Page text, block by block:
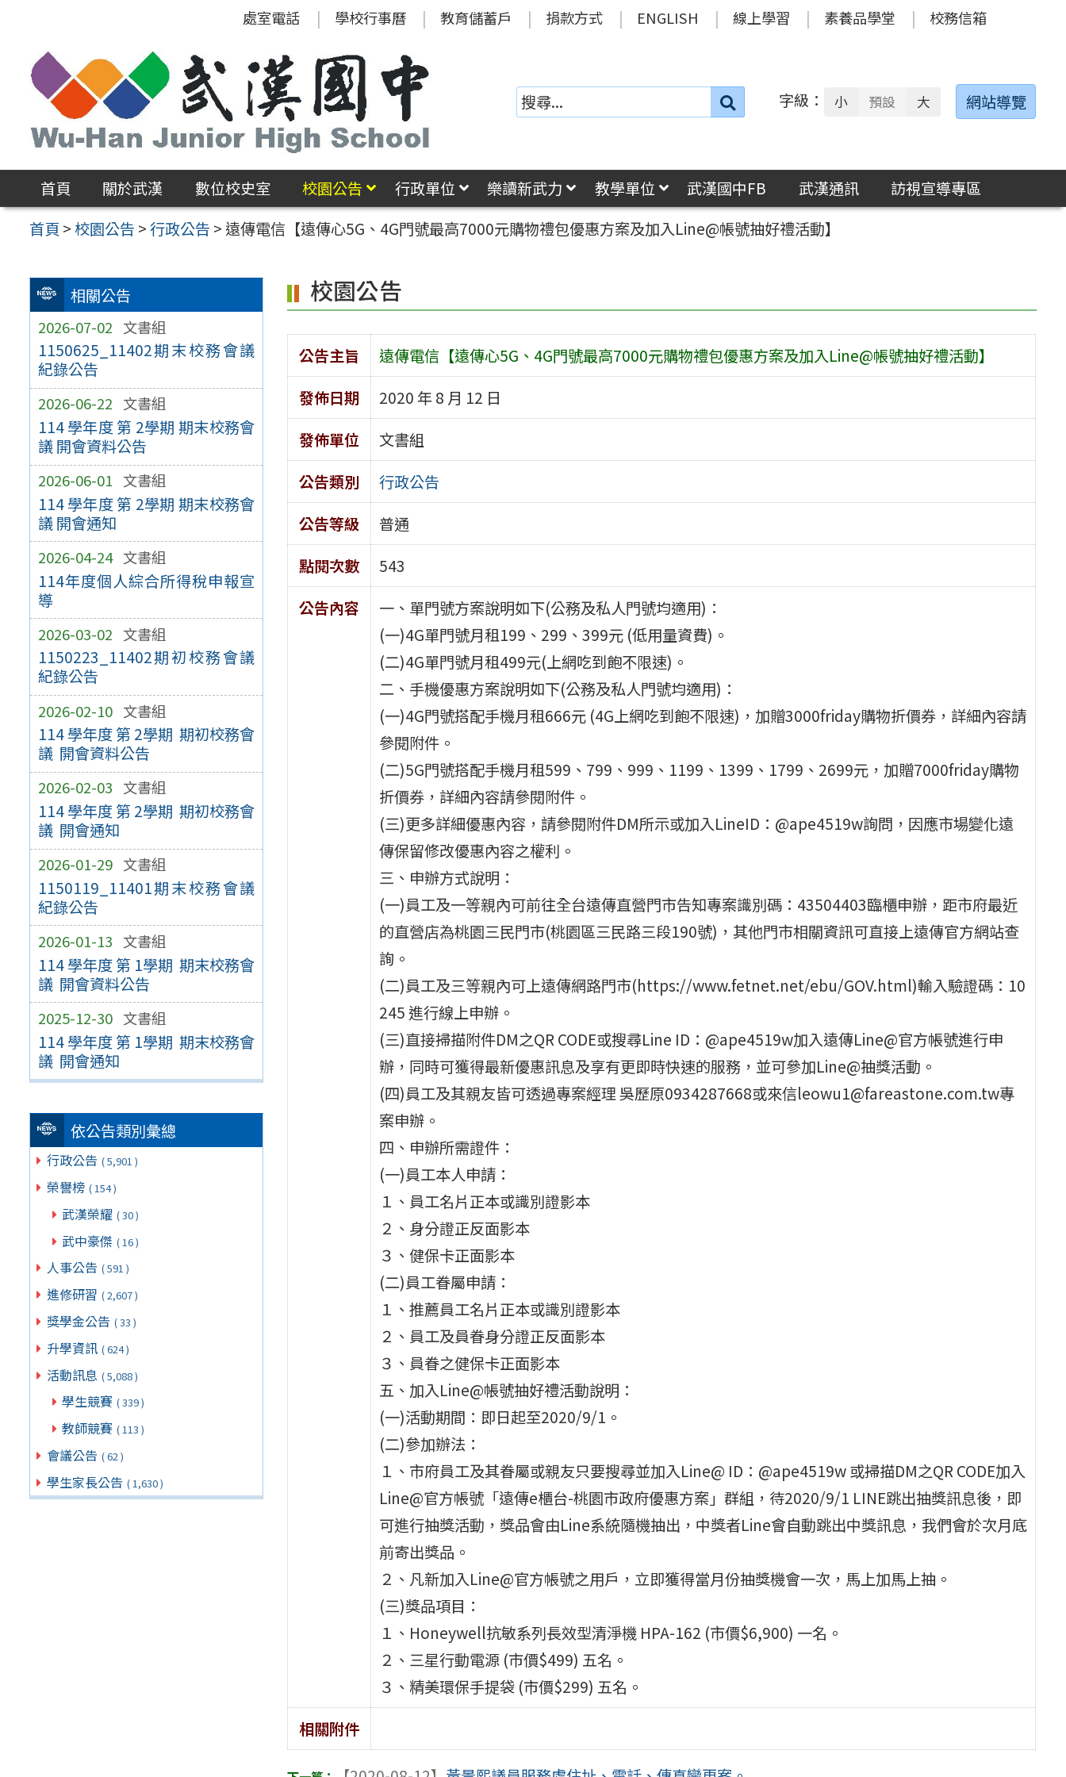
區
處室電話 學校行事曆 教育儲蓄戶 捐款方式 ENGLISH 線上學習 素養品學堂 校務信箱
搜
字級： 小 預設 大 網站導覽
首頁 關於武漢 數位校史室 校園公告 行政單位 樂讀新武力 教學單位 武漢國中FB 武漢通訊
訪視宣導專區
首頁 >校園公告 >行政公告 > 遠傳電信【遠傳心5G、4G門號最高7000元購物禮包優惠方案及加入Line@帳號抽好禮活動】
相關公告
2026-07-02 文書組
1150625_11402期末校務會議
紀錄公告
2026-06-22 文書組
114 學年度 第 2學期 期末校務會
議 開會資料公告
2026-06-01 文書組
114 學年度 第 2學期 期末校務會
議 開會通知
2026-04-24 文書組
114年度個人綜合所得稅申報宣
導
2026-03-02 文書組
1150223_11402期初校務會議
紀錄公告
2026-02-10 文書組
114 學年度 第 2學期 期初校務會
議 開會資料公告
2026-02-03 文書組
114 學年度 第 2學期 期初校務會
議 開會通知
2026-01-29 文書組
1150119_11401期末校務會議
紀錄公告
2026-01-13 文書組
114 學年度 第 1學期 期末校務會
議 開會資料公告
2025-12-30 文書組
114 學年度 第 1學期 期末校務會
議 開會通知
依公告類別彙總
行政公告 ( 5,901 )
榮譽榜 ( 154 )
武漢榮耀 ( 30 )
武中豪傑 ( 16 )
人事公告 ( 591 )
進修研習 ( 2,607 )
獎學金公告 ( 33 )
升學資訊 ( 624 )
活動訊息 ( 5,088 )
學生競賽 ( 339 )
教師競賽 ( 113 )
會議公告 ( 62 )
學生家長公告 ( 1,630 )
校園公告
公告主旨
遠傳電信【遠傳心5G、4G門號最高7000元購物禮包優惠方案及加入Line@帳號抽好禮活動】
發佈日期
2020 年 8 月 12 日
發佈單位
文書組
公告類別
行政公告
公告等級
普通
點閱次數
543
公告內容
一、單門號方案說明如下(公務及私人門號均適用)：
(一)4G單門號月租199、299、399元 (低用量資費)。
(二)4G單門號月租499元(上網吃到飽不限速)。
二、手機優惠方案說明如下(公務及私人門號均適用)：
(一)4G門號搭配手機月租666元 (4G上網吃到飽不限速)，加贈3000friday購物折價券，詳細內容請
參閱附件。
(二)5G門號搭配手機月租599、799、999、1199、1399、1799、2699元，加贈7000friday購物
折價券，詳細內容請參閱附件。
(三)更多詳細優惠內容，請參閱附件DM所示或加入LineID：@ape4519w詢問，因應市場變化遠
傳保留修改優惠內容之權利。
三、申辦方式說明：
(一)員工及一等親內可前往全台遠傳直營門市告知專案識別碼：43504403臨櫃申辦，距市府最近
的直營店為桃園三民門市(桃園區三民路三段190號)，其他門市相關資訊可直接上遠傳官方網站查
詢。
(二)員工及三等親內可上遠傳網路門市(https://www.fetnet.net/ebu/GOV.html)輸入驗證碼：10
245 進行線上申辦。
(三)直接掃描附件DM之QR CODE或搜尋Line ID：@ape4519w加入遠傳Line@官方帳號進行申
辦，同時可獲得最新優惠訊息及享有更即時快速的服務，並可參加Line@抽獎活動。
(四)員工及其親友皆可透過專案經理 吳歷原0934287668或來信leowu1@fareastone.com.tw專
案申辦。
四、申辦所需證件：
(一)員工本人申請：
１、員工名片正本或識別證影本
２、身分證正反面影本
３、健保卡正面影本
(二)員工眷屬申請：
１、推薦員工名片正本或識別證影本
２、員工及員眷身分證正反面影本
３、員眷之健保卡正面影本
五、加入Line@帳號抽好禮活動說明：
(一)活動期間：即日起至2020/9/1。
(二)參加辦法：
１、市府員工及其眷屬或親友只要搜尋並加入Line@ ID：@ape4519w 或掃描DM之QR CODE加入
Line@官方帳號「遠傳e櫃台-桃園市政府優惠方案」群組，待2020/9/1 LINE跳出抽獎訊息後，即
可進行抽獎活動，獎品會由Line系統隨機抽出，中獎者Line會自動跳出中獎訊息，我們會於次月底
前寄出獎品。
２、凡新加入Line@官方帳號之用戶，立即獲得當月份抽獎機會一次，馬上加馬上抽。
(三)獎品項目：
１、Honeywell抗敏系列長效型清淨機 HPA-162 (市價$6,900) 一名。
２、三星行動電源 (市價$499) 五名。
３、精美環保手提袋 (市價$299) 五名。
相關附件